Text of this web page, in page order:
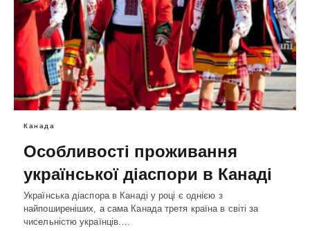
Канада
Особливості проживання
української діаспори в Канаді
Українська діаспора в Канаді у році є однією з
найпоширеніших, а сама Канада третя країна в світі за
чисельністю українців.…